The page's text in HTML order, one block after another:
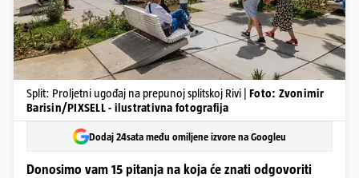
Split: Proljetni ugođaj na prepunoj splitskoj Rivi | Foto: Zvonimir
Barisin/PIXSELL - ilustrativna fotografija
Dodaj 24sata među omiljene izvore na Googleu
Donosimo vam 15 pitanja na koja će znati odgovoriti